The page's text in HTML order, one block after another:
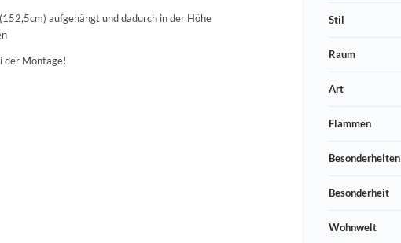
aufgehängt und dadurch in der Höhe
der Montage!
Stil
Raum
Art
Flammen
Besonderheiten
Besonderheit
Wohnwelt